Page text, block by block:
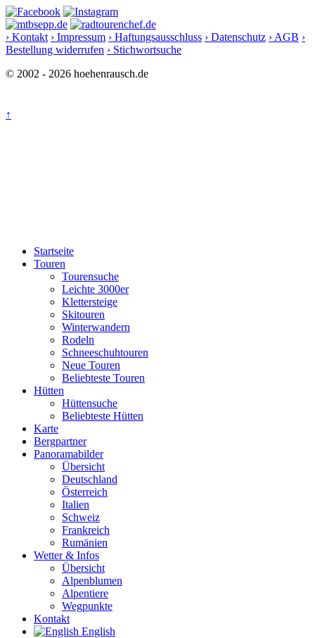
› Kontakt › Impressum › Haftungsausschluss › Datenschutz › AGB ›
Bestellung widerrufen › Stichwortsuche
© 2002 - 2026 hoehenrausch.de
↑
Startseite
Touren
Tourensuche
Leichte 3000er
Klettersteige
Skitouren
Winterwandern
Rodeln
Schneeschuhtouren
Neue Touren
Beliebteste Touren
Hütten
Hüttensuche
Beliebteste Hütten
Karte
Bergpartner
Panoramabilder
Übersicht
Deutschland
Österreich
Italien
Schweiz
Frankreich
Rumänien
Wetter & Infos
Übersicht
Alpenblumen
Alpentiere
Wegpunkte
Kontakt
English